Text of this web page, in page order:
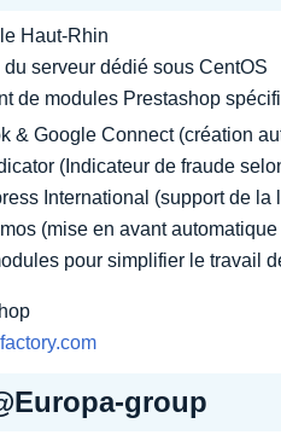
Haut-Rhin
serveur dédié sous CentOS
de modules Prestashop
& Google Connect (création
(Indicateur de fraude
International (support de la
(mise en avant
pour simplifier le travail
group